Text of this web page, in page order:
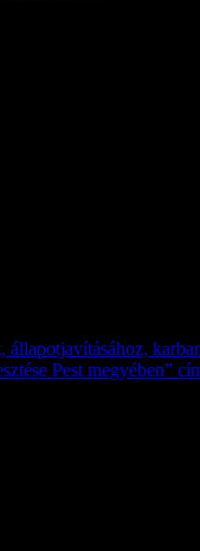
Pest megyében”